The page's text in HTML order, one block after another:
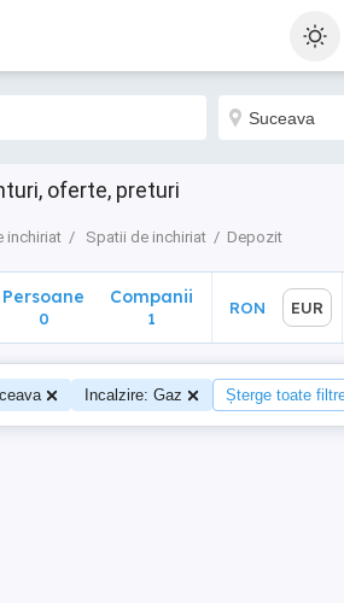
oferte, preturi
inchiriat Spatii de inchiriat Depozit
EUR
Persoane
0
Companii
1
RON EUR
Incalzire: Gaz Șterge toate